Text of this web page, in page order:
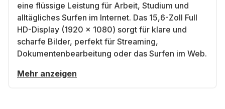
eine flüssige Leistung für Arbeit, Studium und
alltägliches Surfen im Internet. Das 15,6-Zoll Full
HD-Display (1920 x 1080) sorgt für klare und
scharfe Bilder, perfekt für Streaming,
Dokumentenbearbeitung oder das Surfen im Web.
Mehr anzeigen